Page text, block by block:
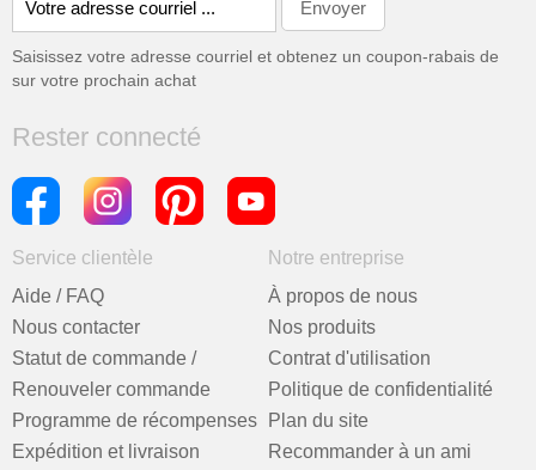
Saisissez votre adresse courriel et obtenez un coupon-rabais de
sur votre prochain achat
Rester connecté
Service clientèle
Aide / FAQ
Nous contacter
Statut de commande /
Renouveler commande
Programme de récompenses
Expédition et livraison
Notre entreprise
À propos de nous
Nos produits
Contrat d'utilisation
Politique de confidentialité
Plan du site
Recommander à un ami